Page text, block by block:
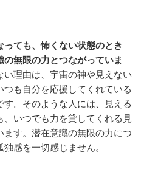
ても、怖くない状態のとき
無限の力とつながっていま
い理由は、宇宙の神や見えない
も自分を応援してくれている
す。そのような人には、見える
、いつでも力を貸してくれる見
ます。潜在意識の無限の力につ
感を一切感じません。